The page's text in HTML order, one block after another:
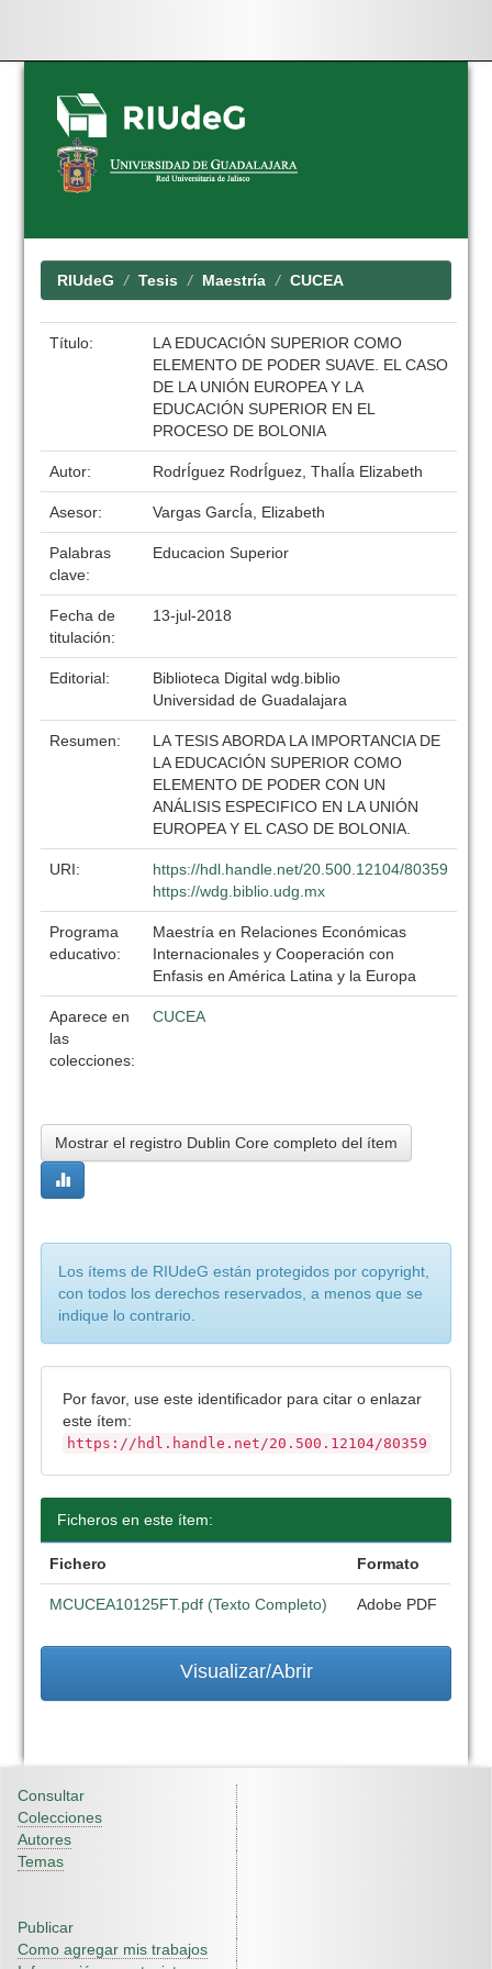
Skip
navigation
RIUdeG Tesis Maestría CUCEA
Título:
LA EDUCACIÓN SUPERIOR COMO
ELEMENTO DE PODER SUAVE. EL CASO
DE LA UNIÓN EUROPEA Y LA
EDUCACIÓN SUPERIOR EN EL
PROCESO DE BOLONIA
Autor: RodrÍguez RodrÍguez, ThalÍa Elizabeth
Asesor: Vargas GarcÍa, Elizabeth
Palabras
clave:
Educacion Superior
Fecha de
titulación:
13-jul-2018
Editorial:
Biblioteca Digital wdg.biblio
Universidad de Guadalajara
Resumen:
LA TESIS ABORDA LA IMPORTANCIA DE
LA EDUCACIÓN SUPERIOR COMO
ELEMENTO DE PODER CON UN
ANÁLISIS ESPECIFICO EN LA UNIÓN
EUROPEA Y EL CASO DE BOLONIA.
URI:
https://hdl.handle.net/20.500.12104/80359
https://wdg.biblio.udg.mx
Programa
educativo:
Maestría en Relaciones Económicas
Internacionales y Cooperación con
Enfasis en América Latina y la Europa
Aparece en
las
colecciones:
CUCEA
Mostrar el registro Dublin Core completo del ítem
Los ítems de RIUdeG están protegidos por copyright,
con todos los derechos reservados, a menos que se
indique lo contrario.
Por favor, use este identificador para citar o enlazar
este ítem:
https://hdl.handle.net/20.500.12104/80359
Ficheros en este ítem:
Fichero Formato
MCUCEA10125FT.pdf (Texto Completo) Adobe PDF
Visualizar/Abrir
Consultar
Colecciones
Autores
Temas
Publicar
Como agregar mis trabajos